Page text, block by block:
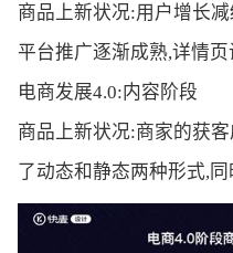
商品上新状况:用户增长
平台推广逐渐成熟,详情页
电商发展4.0:内容阶段
商品上新状况:商家的获
了动态和静态两种形式,同